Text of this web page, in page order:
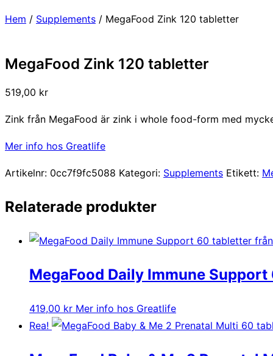
Hem / Supplements / MegaFood Zink 120 tabletter
MegaFood Zink 120 tabletter
519,00 kr
Zink från MegaFood är zink i whole food-form med
Mer info hos Greatlife
Artikelnr: 0cc7f9fc5088 Kategori: Supplements Etikett:
Relaterade produkter
MegaFood Daily Immune
419,00 kr Mer info hos Greatlife
Rea!